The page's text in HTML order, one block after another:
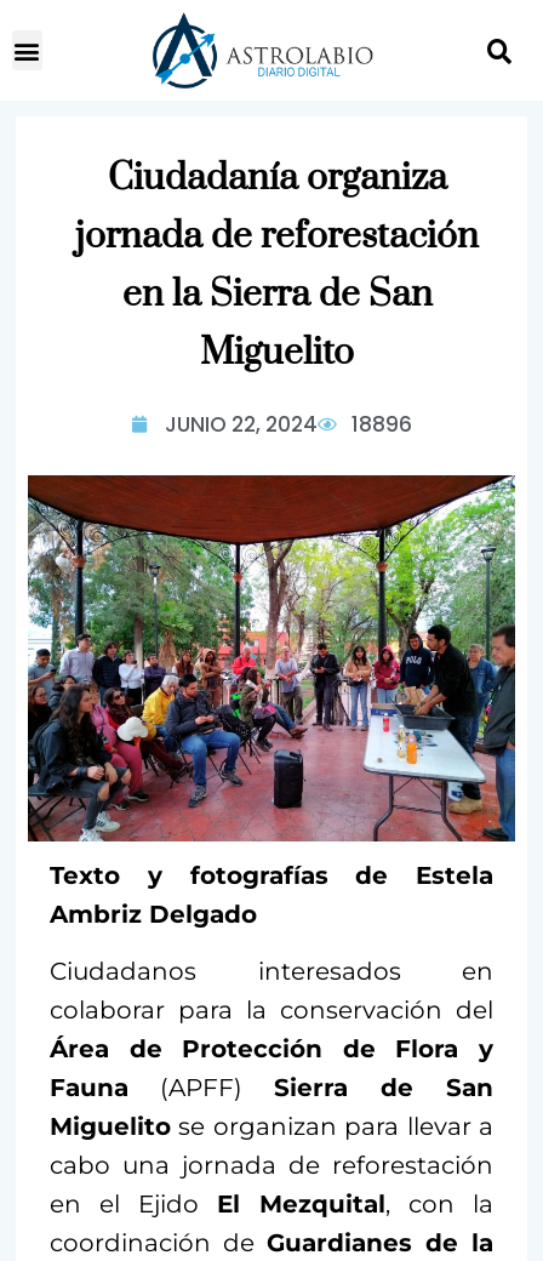
Ciudadanía organiza
jornada de reforestación
en la Sierra de San
Miguelito
JUNIO 22, 2024 18896
Texto y fotografías de Estela
Ambriz Delgado
Ciudadanos interesados en
colaborar para la conservación del
Área de Protección de Flora y
Fauna (APFF) Sierra de San
Miguelito se organizan para llevar a
cabo una jornada de reforestación
en el Ejido El Mezquital, con la
coordinación de Guardianes de la